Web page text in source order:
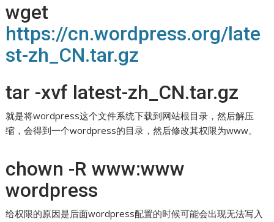
wget
https://cn.wordpress.org/late
st-zh_CN.tar.gz
tar -xvf latest-zh_CN.tar.gz
就是将wordpress这个文件系统下载到网站根目录，然后解压
缩，会得到一个wordpress的目录，然后修改其权限为www。
chown -R www:www
wordpress
给权限的原因是后面wordpress配置的时候可能会出现无法写入